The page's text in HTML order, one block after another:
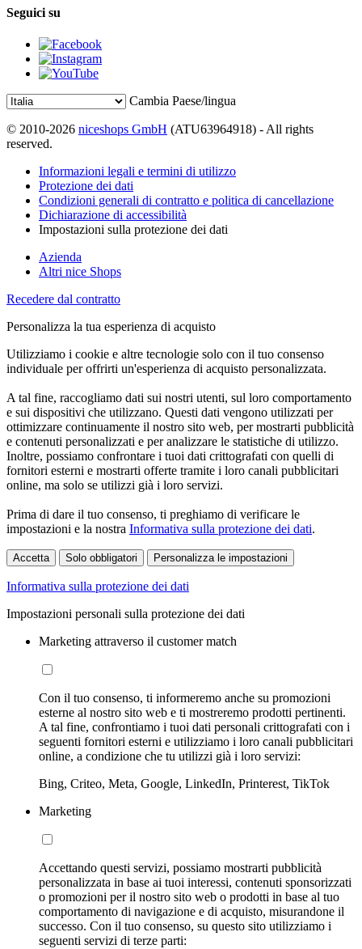
Seguici su
Cambia Paese/lingua
© 2010-2026 niceshops GmbH (ATU63964918) - All rights
reserved.
Informazioni legali e termini di utilizzo
Protezione dei dati
Condizioni generali di contratto e politica di cancellazione
Dichiarazione di accessibilità
Impostazioni sulla protezione dei dati
Azienda
Altri nice Shops
Recedere dal contratto
Personalizza la tua esperienza di acquisto
Utilizziamo i cookie e altre tecnologie solo con il tuo consenso
individuale per offrirti un'esperienza di acquisto personalizzata.
A tal fine, raccogliamo dati sui nostri utenti, sul loro comportamento
e sui dispositivi che utilizzano. Questi dati vengono utilizzati per
ottimizzare continuamente il nostro sito web, per mostrarti pubblicità
e contenuti personalizzati e per analizzare le statistiche di utilizzo.
Inoltre, possiamo confrontare i tuoi dati crittografati con quelli di
fornitori esterni e mostrarti offerte tramite i loro canali pubblicitari
online, ma solo se utilizzi già i loro servizi.
Prima di dare il tuo consenso, ti preghiamo di verificare le
impostazioni e la nostra Informativa sulla protezione dei dati.
Accetta Solo obbligatori Personalizza le impostazioni
Informativa sulla protezione dei dati
Impostazioni personali sulla protezione dei dati
Marketing attraverso il customer match
Con il tuo consenso, ti informeremo anche su promozioni
esterne al nostro sito web e ti mostreremo prodotti pertinenti.
A tal fine, confrontiamo i tuoi dati personali crittografati con i
seguenti fornitori esterni e utilizziamo i loro canali pubblicitari
online, a condizione che tu utilizzi già i loro servizi:
Bing, Criteo, Meta, Google, LinkedIn, Printerest, TikTok
Marketing
Accettando questi servizi, possiamo mostrarti pubblicità
personalizzata in base ai tuoi interessi, contenuti sponsorizzati
o promozioni per il nostro sito web o prodotti in base al tuo
comportamento di navigazione e di acquisto, misurandone il
successo. Con il tuo consenso, su questo sito utilizziamo i
seguenti servizi di terze parti: